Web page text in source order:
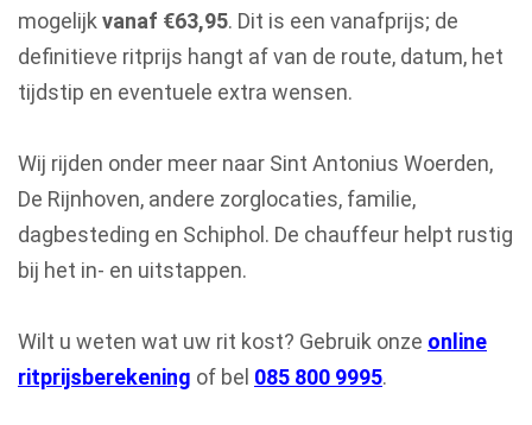
mogelijkvanaf €63,95. Dit is een vanafprijs; de
definitieve ritprijs hangt af van de route, datum, het
tijdstip en eventuele extra wensen.
Wij rijden onder meer naar Sint Antonius Woerden,
De Rijnhoven, andere zorglocaties, familie,
dagbesteding en Schiphol. De chauffeur helpt rustig
bij het in- en uitstappen.
Wilt u weten wat uw rit kost? Gebruik onze online
ritprijsberekening of bel 085 800 9995.